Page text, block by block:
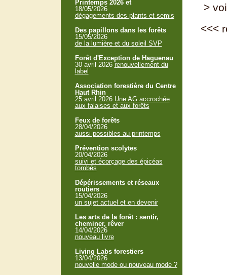
>
<<<
Printemps 2026 et
18/05/2026
dégagements des plants et semis
Des papillons dans les forêts
15/05/2026
de la lumière et du soleil SVP
Forêt d'Exception de Haguenau
30 avril 2026 renouvellement du
label
Association forestière du Centre
Haut Rhin
25 avril 2026 Une AG accrochée
aux falaises et aux forêts
Feux de forêts
28/04/2026
aussi possibles au printemps
Prévention scolytes
20/04/2026
suivi et écorçage des épicéas
tombés
Dépérissements et réseaux
routiers
15/04/2026
un sujet actuel et en devenir
Les arts de la forêt : sentir,
cheminer, rêver
14/04/2026
nouveau livre
Living Labs forestiers
13/04/2026
nouvelle mode ou nouveau mode ?